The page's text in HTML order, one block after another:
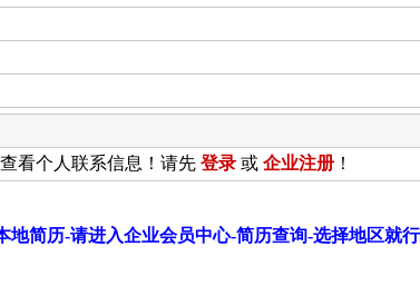
看个人联系信息！请先 登录 或 企业注册 ！
地简历-请进入企业会员中心-简历查询-选择地区就行